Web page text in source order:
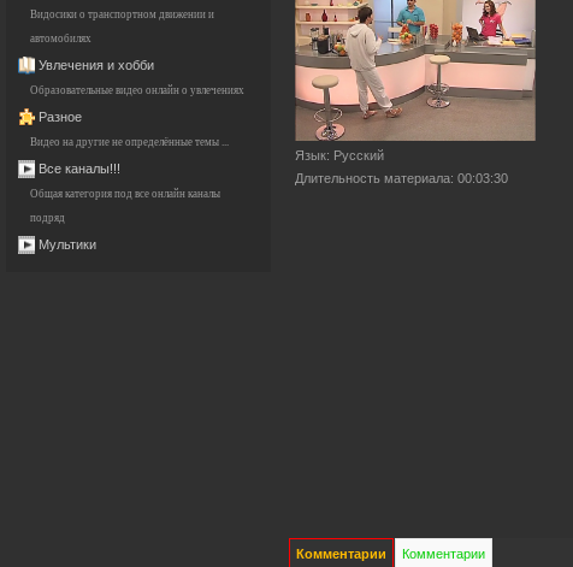
Видосики о транспортном движении и
автомобилях
Увлечения и хобби
Образовательные видео онлайн о увлечениях
Разное
Видео на другие не определённые темы ...
Все каналы!!!
Общая категория под все онлайн каналы
подряд
Мультики
Язык: Русский
Длительность материала: 00:03:30
Комментарии Комментарии